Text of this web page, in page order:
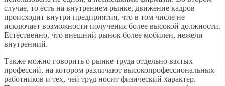
случае, то есть на внутреннем рынке, движение кадров
происходит внутри предприятия, что в том числе не
исключает возможности получения более высокой должности.
Естественно, что внешний рынок более мобилен, нежели
внутренний.
Также можно говорить о рынке труда отдельно взятых
профессий, на котором различают высокопрофессиональных
работников и тех, чей труд носит физический характер.